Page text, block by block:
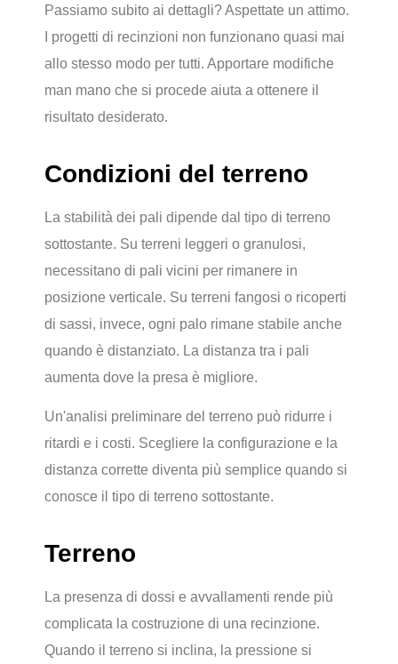
Passiamo subito ai dettagli? Aspettate un attimo.
I progetti di recinzioni non funzionano quasi mai
allo stesso modo per tutti. Apportare modifiche
man mano che si procede aiuta a ottenere il
risultato desiderato.
Condizioni del terreno
La stabilità dei pali dipende dal tipo di terreno
sottostante. Su terreni leggeri o granulosi,
necessitano di pali vicini per rimanere in
posizione verticale. Su terreni fangosi o ricoperti
di sassi, invece, ogni palo rimane stabile anche
quando è distanziato. La distanza tra i pali
aumenta dove la presa è migliore.
Un'analisi preliminare del terreno può ridurre i
ritardi e i costi. Scegliere la configurazione e la
distanza corrette diventa più semplice quando si
conosce il tipo di terreno sottostante.
Terreno
La presenza di dossi e avvallamenti rende più
complicata la costruzione di una recinzione.
Quando il terreno si inclina, la pressione si